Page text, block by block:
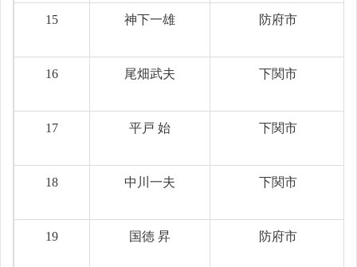
15 神下一雄 防府市
16 尾畑武夫 下関市
17 平戸 始 下関市
18 中川一夫 下関市
19 国徳 昇 防府市